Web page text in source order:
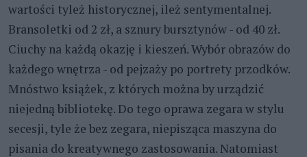
wartości tyleż historycznej, ileż sentymentalnej.
Bransoletki od 2 zł, a sznury bursztynów - od 40 zł.
Ciuchy na każdą okazję i kieszeń. Wybór obrazów do
każdego wnętrza - od pejzaży po portrety przodków.
Mnóstwo książek, z których można by urządzić
niejedną bibliotekę. Do tego oprawa zegara w stylu
secesji, tyle że bez zegara, niepisząca maszyna do
pisania do kreatywnego zastosowania. Natomiast